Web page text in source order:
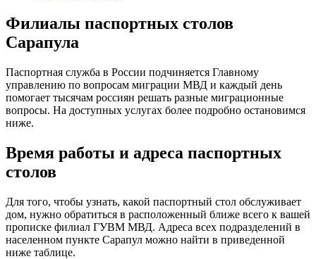
Филиалы паспортных столов
Сарапула
Паспортная служба в России подчиняется Главному
управлению по вопросам миграции МВД и каждый день
помогает тысячам россиян решать разные миграционные
вопросы. На доступных услугах более подробно остановимся
ниже.
Время работы и адреса паспортных
столов
Для того, чтобы узнать, какой паспортный стол обслуживает
дом, нужно обратиться в расположенный ближе всего к вашей
прописке филиал ГУВМ МВД. Адреса всех подразделений в
населенном пункте Сарапул можно найти в приведенной
ниже таблице.